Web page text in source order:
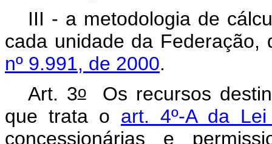
III - a metodologia de
cada unidade da
nº 9.991, de 2000.
Art. 3oOs recursos
que trata o art. 4º-A da
concessionárias e